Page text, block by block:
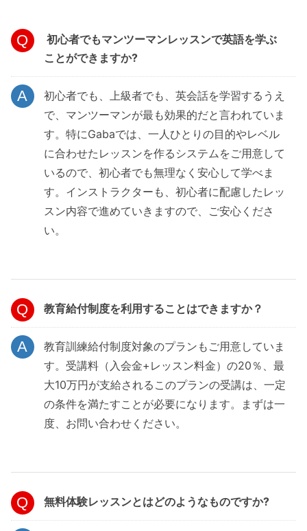
初心者でもマンツーマンレッスンで英語を学ぶ
ことができますか?
初心者でも、上級者でも、英会話を学習するうえ
で、マンツーマンが最も効果的だと言われていま
す。特にGabaでは、一人ひとりの目的やレベル
に合わせたレッスンを作るシステムをご用意して
いるので、初心者でも無理なく安心して学べま
す。インストラクターも、初心者に配慮したレッ
スン内容で進めていきますので、ご安心くださ
い。
教育給付制度を利用することはできますか？
教育訓練給付制度対象のプランもご用意していま
す。受講料（入会金+レッスン料金）の20％、最
大10万円が支給されるこのプランの受講は、一定
の条件を満たすことが必要になります。まずは一
度、お問い合わせください。
無料体験レッスンとはどのようなものですか?